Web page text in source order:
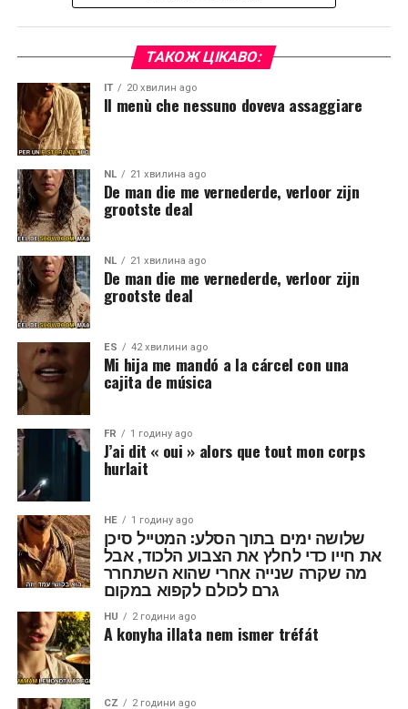
ТАКОЖ ЦІКАВО:
IT 20 хвилин ago
Il menù che nessuno doveva assaggiare
NL 21 хвилина ago
De man die me vernederde, verloor zijn
grootste deal
NL 21 хвилина ago
De man die me vernederde, verloor zijn
grootste deal
ES 42 хвилини ago
Mi hija me mandó a la cárcel con una
cajita de música
FR 1 годину ago
J’ai dit « oui » alors que tout mon corps
hurlait
HE 1 годину ago
שלושה ימים בתוך הסלע: המטייל סיכן
את חייו כדי לחלץ את הצבוע הלכוד, אבל
מה שקרה שנייה אחרי שהוא השתחרר
גרם לכולם לקפוא במקום
HU 2 години ago
A konyha illata nem ismer tréfát
CZ 2 години ago